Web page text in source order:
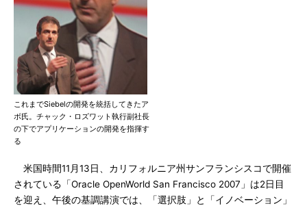
これまでSiebelの開発を統括してきたア
ボ氏。チャック・ロズワット執行副社長
の下でアプリケーションの開発を指揮す
る
米国時間11月13日、カリフォルニア州サンフランシスコで開催
されている「Oracle OpenWorld San Francisco 2007」は2日目
を迎え、午後の基調講演では、「選択肢」と「イノベーション」